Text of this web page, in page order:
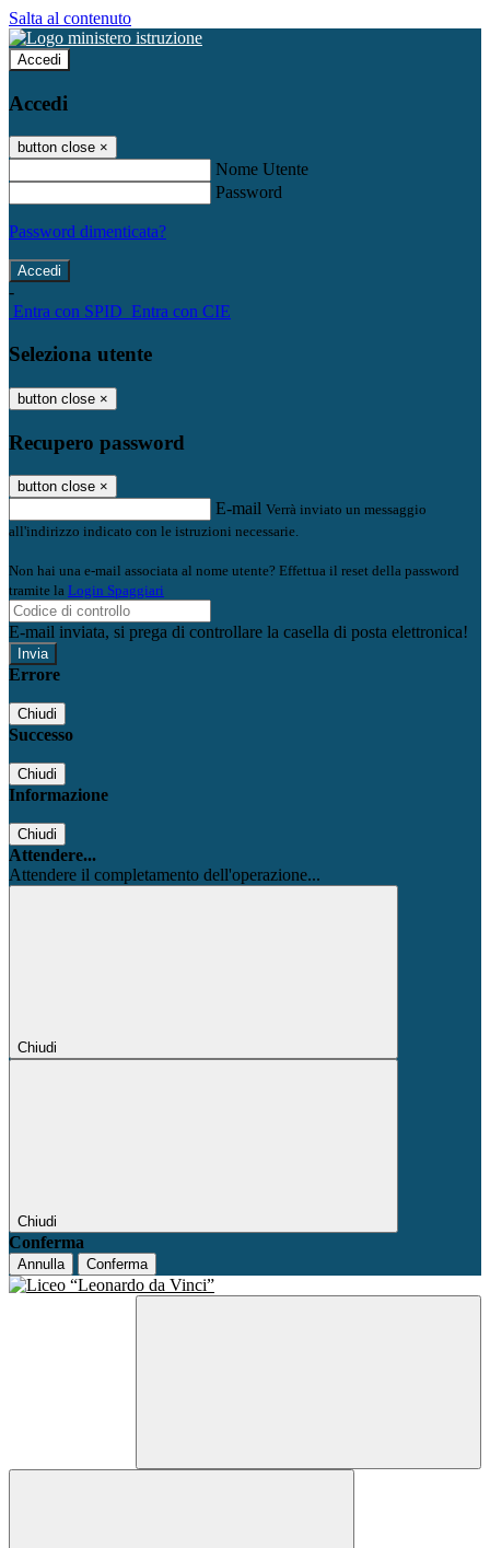
Salta al contenuto
Accedi
Accedi
button close ×
Nome Utente
Password
Password dimenticata?
-
Entra con SPID Entra con CIE
Seleziona utente
button close ×
Recupero password
button close ×
E-mail Verrà inviato un messaggio
all'indirizzo indicato con le istruzioni necessarie.
Non hai una e-mail associata al nome utente? Effettua il reset della password
tramite la Login Spaggiari
E-mail inviata, si prega di controllare la casella di posta elettronica!
Errore
Chiudi
Successo
Chiudi
Informazione
Chiudi
Attendere...
Attendere il completamento dell'operazione...
Chiudi
Chiudi
Conferma
Annulla Conferma